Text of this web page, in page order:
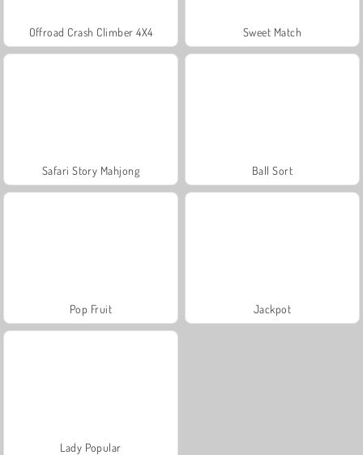
Offroad Crash Climber 4X4 Sweet Match
Safari Story Mahjong Ball Sort
Pop Fruit Jackpot
Lady Popular